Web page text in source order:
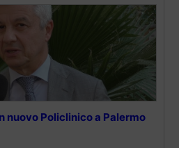
nuovo Policlinico a Palermo